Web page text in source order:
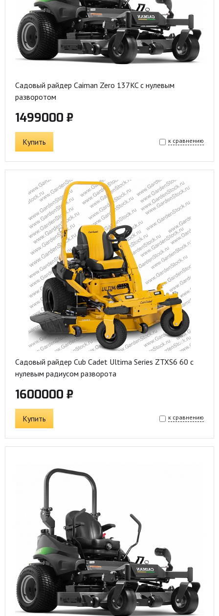
Садовый райдер Caiman Zero 137KC с нулевым
разворотом
1499000 ₽
Купить к сравнению
Садовый райдер Cub Cadet Ultima Series ZTXS6 60 с
нулевым радиусом разворота
1600000 ₽
Купить к сравнению